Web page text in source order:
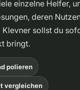
einzelne Helfer,
deren
Klevner sollst du
bringt.
polieren
vergleichen